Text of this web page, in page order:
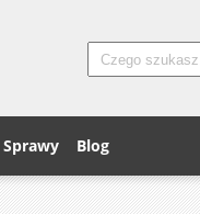
Sprawy Blog